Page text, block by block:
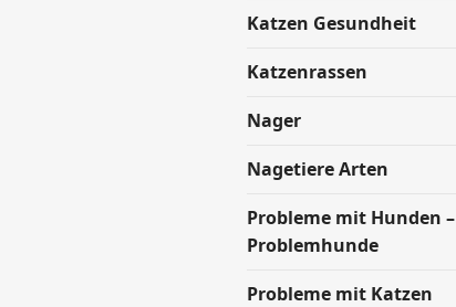
Katzen Gesundheit
Katzenrassen
Nager
Nagetiere Arten
Probleme mit Hunden –
Problemhunde
Probleme mit Katzen